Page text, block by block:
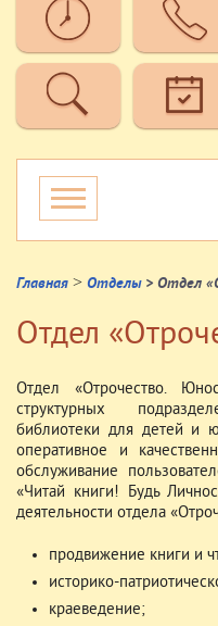
Главная > Отделы > Отдел
Отдел
Отдел «Отрочество.
структурных
библиотеки для детей и
оперативное и
обслуживание
«Читай книги! Будь
деятельности отдела
продвижение книги и
историко-
краеведение;